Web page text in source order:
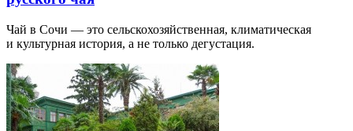
Чай в Сочи — это сельскохозяйственная, климатическая
и культурная история, а не только дегустация.